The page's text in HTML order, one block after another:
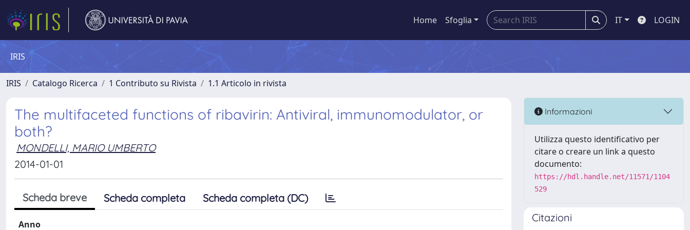
Home Sfoglia IT LOGIN
IRIS
IRIS Catalogo Ricerca 1 Contributo su Rivista 1.1 Articolo in rivista
The multifaceted functions of ribavirin: Antiviral, immunomodulator, or
both?
MONDELLI, MARIO UMBERTO
2014-01-01
Scheda breve Scheda completa Scheda completa (DC)
Anno
Informazioni
Utilizza questo identificativo per
citare o creare un link a questo
documento:
https://hdl.handle.net/11571/1104
529
Citazioni